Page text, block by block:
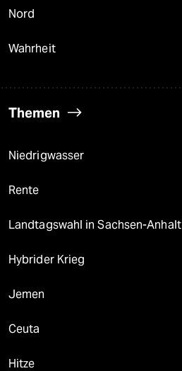
Nord
Wahrheit
Themen
Niedrigwasser
Rente
Landtagswahl in Sachsen-Anhalt
Hybrider Krieg
Jemen
Ceuta
Hitze